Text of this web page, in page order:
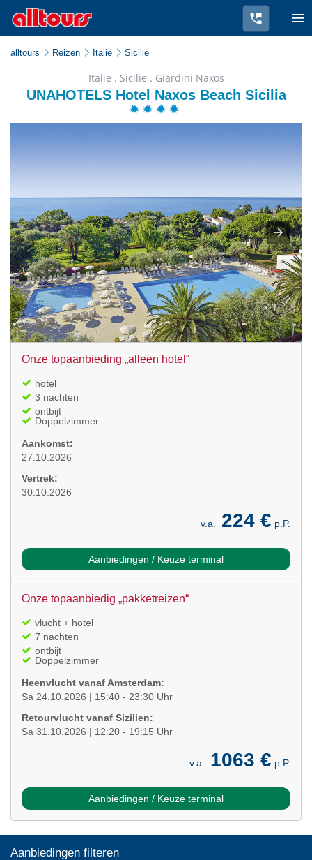
alltours Reizen Italië Sicilië
Italië . Sicilië . Giardini Naxos
UNAHOTELS Hotel Naxos Beach Sicilia
Onze topaanbieding „alleen hotel“
hotel
3 nachten
ontbijt
Doppelzimmer
Aankomst:
27.10.2026
Vertrek:
30.10.2026
v.a. 224 € p.P.
Aanbiedingen / Keuze terminal
Onze topaanbiedig „pakketreizen“
vlucht + hotel
7 nachten
ontbijt
Doppelzimmer
Heenvlucht vanaf Amsterdam:
Sa 24.10.2026 | 15:40 - 23:30 Uhr
Retourvlucht vanaf Sizilien:
Sa 31.10.2026 | 12:20 - 19:15 Uhr
v.a. 1063 € p.P.
Aanbiedingen / Keuze terminal
Aanbiedingen filteren